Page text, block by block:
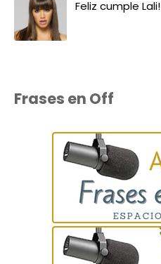
Feliz cumple Lali!
Frases en Off